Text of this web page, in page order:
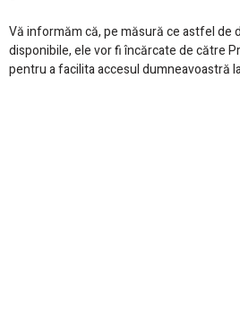
Vă informăm că, pe măsură ce astfel de
disponibile, ele vor fi încărcate de către
pentru a facilita accesul dumneavoastră